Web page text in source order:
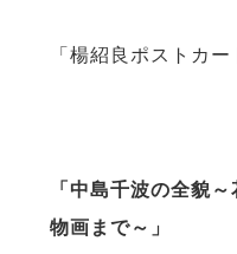
「楊紹良ポストカ
「中島千波の全貌
物画まで～」